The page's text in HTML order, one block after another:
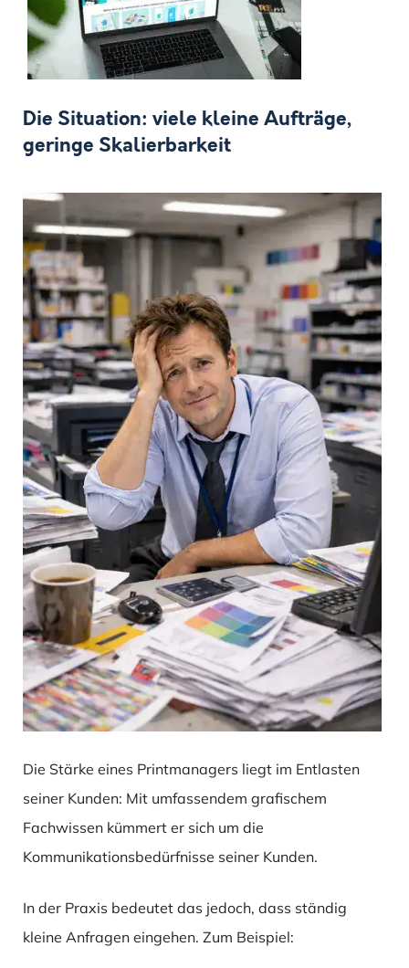
Die Situation: viele kleine Aufträge,
geringe Skalierbarkeit
Die Stärke eines Printmanagers liegt im Entlasten
seiner Kunden: Mit umfassendem grafischem
Fachwissen kümmert er sich um die
Kommunikationsbedürfnisse seiner Kunden.
In der Praxis bedeutet das jedoch, dass ständig
kleine Anfragen eingehen. Zum Beispiel: